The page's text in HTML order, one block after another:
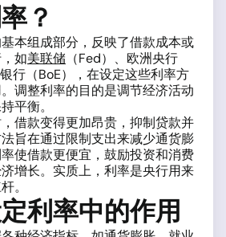
？
本组成部分，反映了借款成本或
如美联储 （Fed）、欧洲央行
银行（BoE），在设定这些利率方
调整利率的目的是调节经济活动
平衡。
借款变得更加昂贵，抑制贷款并
旨在通过限制支出来减少通货膨
使借款更便宜，鼓励投资和消费
增长。实质上，利率是央行用来
。
利率中的作用